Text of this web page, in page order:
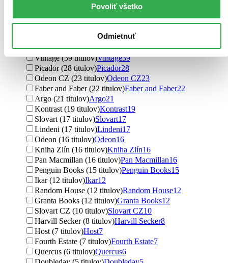
Povoliť všetko
Odmietnuť
Riku Onda (4 tituly)Riku Onda4
Genki Kawamura (4 tituly)Genki Kawamura4
Vydavateľstvo
Vintage (39 titulov)Vintage39
Picador (28 titulov)Picador28
Odeon CZ (23 titulov)Odeon CZ23
Faber and Faber (22 titulov)Faber and Faber22
Argo (21 titulov)Argo21
Kontrast (19 titulov)Kontrast19
Slovart (17 titulov)Slovart17
Lindeni (17 titulov)Lindeni17
Odeon (16 titulov)Odeon16
Kniha Zlín (16 titulov)Kniha Zlín16
Pan Macmillan (16 titulov)Pan Macmillan16
Penguin Books (15 titulov)Penguin Books15
Ikar (12 titulov)Ikar12
Random House (12 titulov)Random House12
Granta Books (12 titulov)Granta Books12
Slovart CZ (10 titulov)Slovart CZ10
Harvill Secker (8 titulov)Harvill Secker8
Host (7 titulov)Host7
Fourth Estate (7 titulov)Fourth Estate7
Quercus (6 titulov)Quercus6